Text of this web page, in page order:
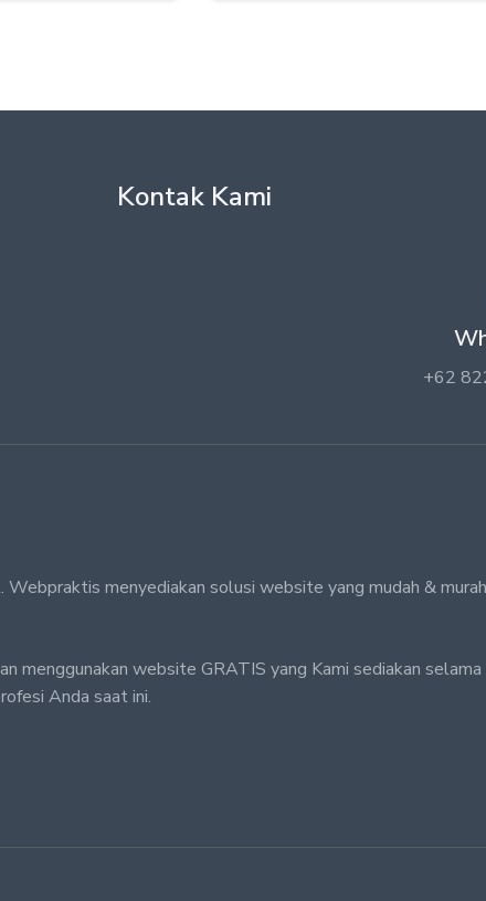
Kontak Kami
+62
menyediakan solusi website yang mudah & murah
menggunakan website GRATIS yang Kami sediakan selama
Anda saat ini.